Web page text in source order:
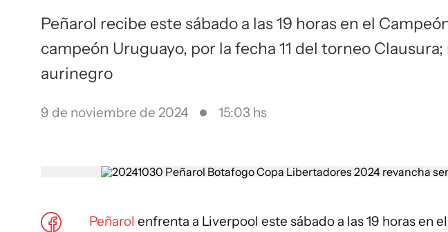
Peñarol recibe este sábado a las 19 horas en el
campeón Uruguayo, por la fecha 11 del torneo
aurinegro
9 de noviembre de 2024 15:03 hs
Peñarol enfrenta a Liverpool este sábado a las 19 horas en